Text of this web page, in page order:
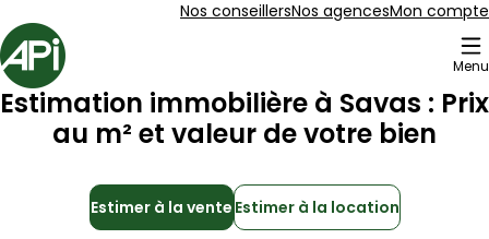
Nos conseillersNos agencesMon compte
Accueil
Menu
Estimation immobilière à Savas : Prix
au m² et valeur de votre bien
Estimer à la vente Estimer à la location